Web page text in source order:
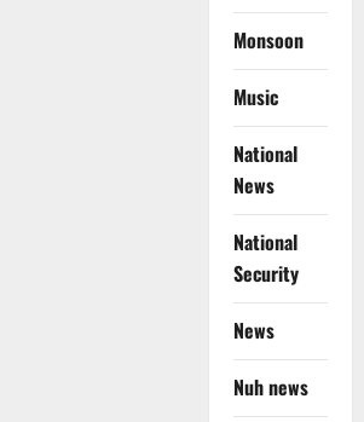
Monsoon
Music
National
News
National
Security
News
Nuh news